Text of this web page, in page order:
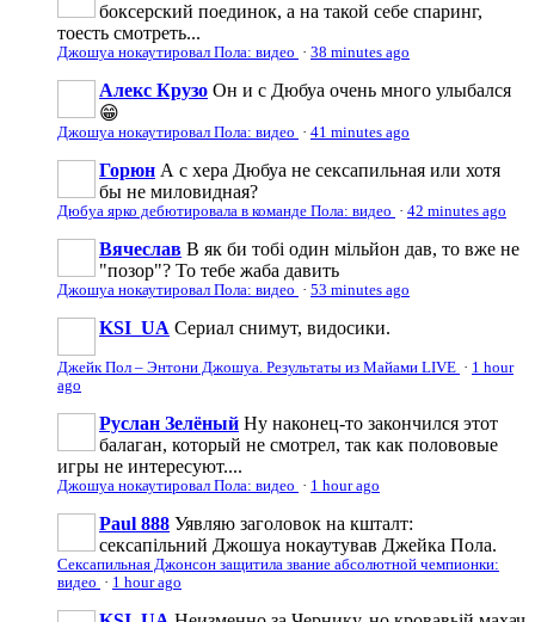
боксерский поединок, а на такой себе спаринг,
тоесть смотреть...
Джошуа нокаутировал Пола: видео · 38 minutes ago
Алекс Крузо Он и с Дюбуа очень много улыбался
😁
Джошуа нокаутировал Пола: видео · 41 minutes ago
Горюн А с хера Дюбуа не сексапильная или хотя
бы не миловидная?
Дюбуа ярко дебютировала в команде Пола: видео · 42 minutes ago
Вячеслав В як би тобі один мільйон дав, то вже не
"позор"? То тебе жаба давить
Джошуа нокаутировал Пола: видео · 53 minutes ago
KSI_UA Сериал снимут, видосики.
Джейк Пол – Энтони Джошуа. Результаты из Майами LIVE · 1 hour
ago
Руслан Зелёный Ну наконец-то закончился этот
балаган, который не смотрел, так как полововые
игры не интересуют....
Джошуа нокаутировал Пола: видео · 1 hour ago
Paul 888 Уявляю заголовок на кшталт:
сексапільний Джошуа нокаутував Джейка Пола.
Сексапильная Джонсон защитила звание абсолютной чемпионки:
видео · 1 hour ago